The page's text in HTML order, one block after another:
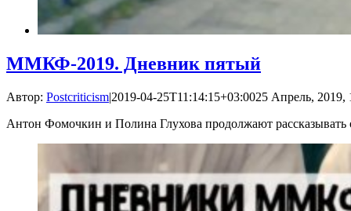
ММКФ-2019. Дневник пятый
Автор: Postcriticism|2019-04-25T11:14:15+03:0025 Апрель, 2019,
Антон Фомочкин и Полина Глухова продолжают